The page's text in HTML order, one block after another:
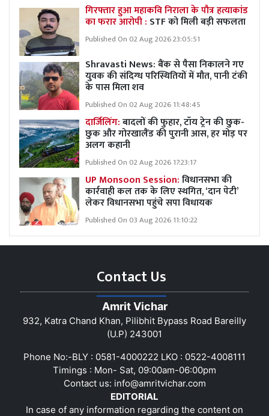
गिरफ्तार हुआ महाकवि निराला के पौत्र हत्याकांड
का फरार आरोपी : STF को मिली बड़ी सफलता
Published On 02 Aug 2026 23:05:51
Shravasti News: बैंक से पैसा निकालने गए
युवक की संदिग्ध परिस्थितियों में मौत, पानी टंकी
के पास मिला शव
Published On 02 Aug 2026 11:48:45
दार्जिलिंग:बादलों की फुहार, टॉय ट्रेन की छुक-
छुक और गोरखालैंड की पुरानी आस, हर मोड़ पर
अलग कहानी
Published On 02 Aug 2026 17:23:17
UP Monsoon Session:विधानसभा की
कार्रवाही कल तक के लिए स्थगित, ‘दान पेटी’
लेकर विधानसभा पहुंचे सपा विधायक
Published On 03 Aug 2026 11:10:22
Contact Us
Amrit Vichar
932, Katra Chand Khan, Pilibhit Bypass Road Bareilly
(U.P) 243001
Phone No:-BLY : 0581-4000222 LKO : 0522-4008111
Timings : Mon- Sat, 09:00am-06:00pm
Contact us: info@amritvichar.com
EDITORIAL
In case of any information regarding the content on